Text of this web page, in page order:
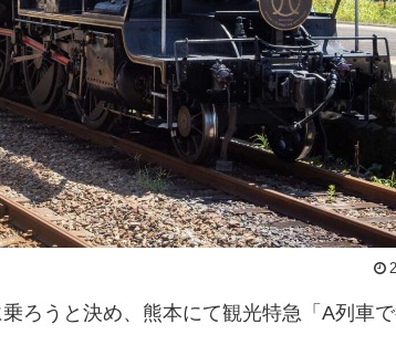
ろうと決め、熊本にて観光特急「A列車